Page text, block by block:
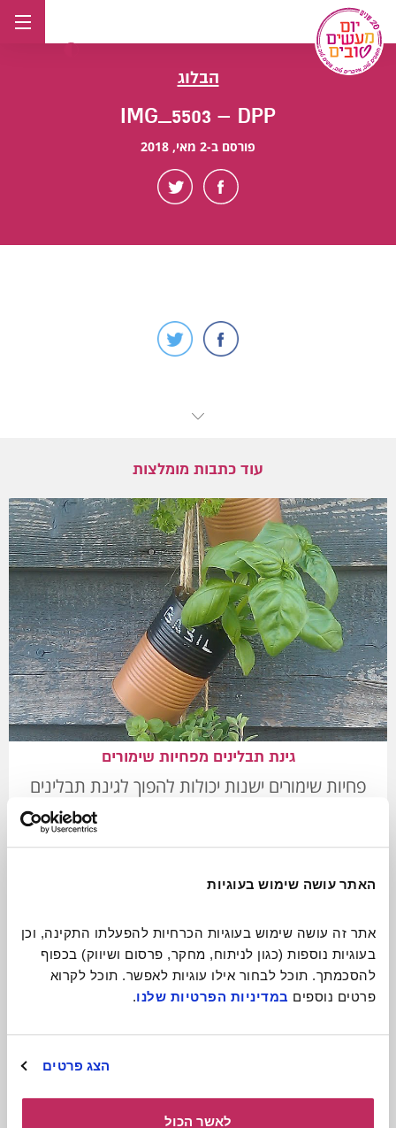
האתר עושה שימוש בעוגיות
פרטים נוספים במדיניות הפרטיות שלנו.
הצג פרטים
לאשר הכול
לתוכן
הבלוג
IMG_5503 – DPP
פורסם ב-2 מאי, 2018
עוד כתבות מומלצות
גינת תבלינים מפחיות שימורים
פחיות שימורים ישנות יכולות להפוך לגינת תבלינים
לכתבה המלאה